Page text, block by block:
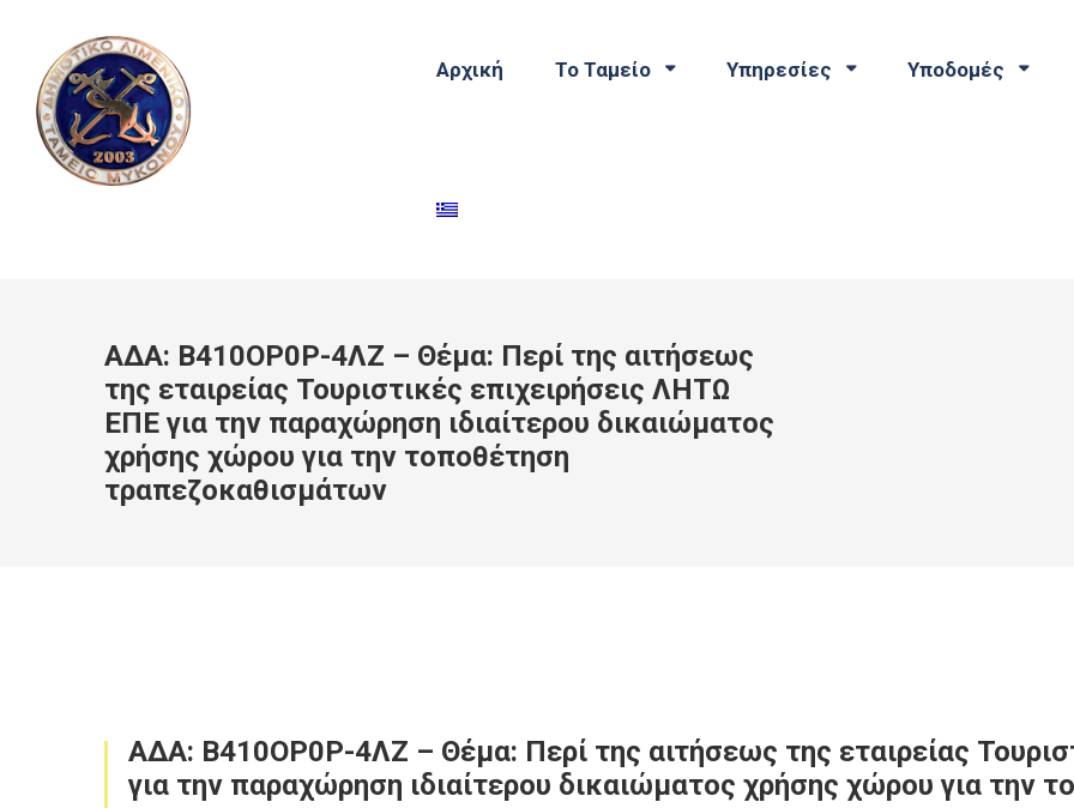
Αρχική Το Ταμείο Υπηρεσίες Υποδομές
ΑΔΑ: Β410ΟΡ0Ρ-4ΛΖ – Θέμα: Περί της αιτήσεως
της εταιρείας Τουριστικές επιχειρήσεις ΛΗΤΩ
ΕΠΕ για την παραχώρηση ιδιαίτερου δικαιώματος
χρήσης χώρου για την τοποθέτηση
τραπεζοκαθισμάτων
ΑΔΑ: Β410ΟΡ0Ρ-4ΛΖ – Θέμα: Περί της αιτήσεως της εταιρείας
για την παραχώρηση ιδιαίτερου δικαιώματος χρήσης χώρου για την